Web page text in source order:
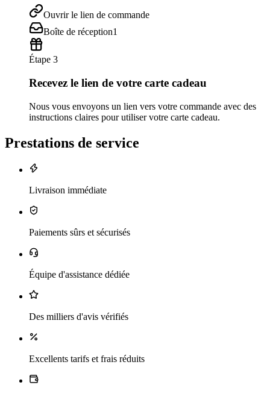
Ouvrir le lien de commande
Boîte de réception1
Étape 3
Recevez le lien de votre carte cadeau
Nous vous envoyons un lien vers votre commande avec des
instructions claires pour utiliser votre carte cadeau.
Prestations de service
Livraison immédiate
Paiements sûrs et sécurisés
Équipe d'assistance dédiée
Des milliers d'avis vérifiés
Excellents tarifs et frais réduits